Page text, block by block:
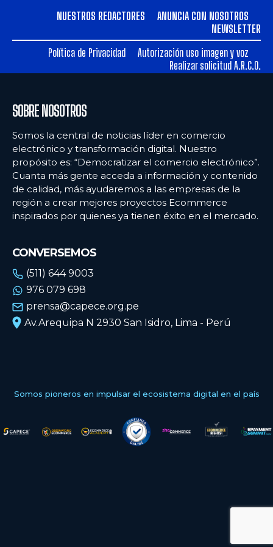
ARGENTINA
COLOMBIA
ECUADOR
MÉXICO
URUGUAY
VENEZUELA
ARGENTINA
COLOMBIA
ECUADOR
MÉXICO
URUGUAY
VENEZUELA
NUESTROS REDACTORES
ANUNCIA CON NOSOTROS
NEWSLETTER
Política de Privacidad
Autorización uso imagen y voz
Realizar solicitud A.R.C.O.
SOBRE NOSOTROS
Somos la central de noticias líder en comercio
electrónico y transformación digital. Nuestro
propósito es: “Democratizar el comercio electrónico”.
Cuanta más gente acceda a información y contenido
de calidad, más ayudaremos a las empresas de la
región a crear mejores proyectos Ecommerce
inspirados por quienes ya tienen éxito en el mercado.
CONVERSEMOS
(511) 644 9003
976 079 698
prensa@capece.org.pe
Av.Arequipa N 2930 San Isidro, Lima - Perú
Somos pioneros en impulsar el ecosistema digital en el país